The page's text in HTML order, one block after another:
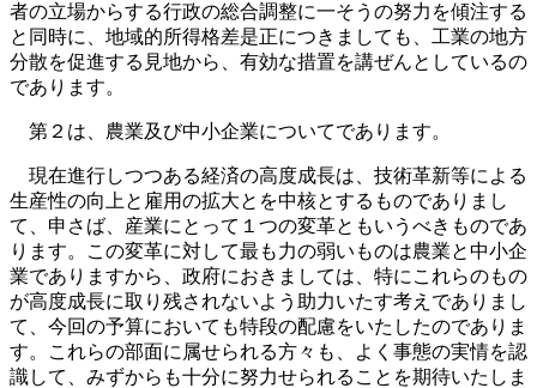
者の立場からする行政の総合調整に一そうの努力を傾注する
と同時に、地域的所得格差是正につきましても、工業の地方
分散を促進する見地から、有効な措置を講ぜんとしているの
であります。
第２は、農業及び中小企業についてであります。
現在進行しつつある経済の高度成長は、技術革新等による
生産性の向上と雇用の拡大とを中核とするものでありまし
て、申さば、産業にとって１つの変革ともいうべきものであ
ります。この変革に対して最も力の弱いものは農業と中小企
業でありますから、政府におきましては、特にこれらのもの
が高度成長に取り残されないよう助力いたす考えでありまし
て、今回の予算においても特段の配慮をいたしたのでありま
す。これらの部面に属せられる方々も、よく事態の実情を認
識して、みずからも十分に努力せられることを期待いたしま